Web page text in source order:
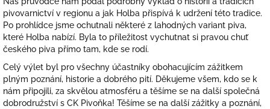
pivovarnictví v regionu a jak Holba přispívá k udržení této tradice.
Po prohlídce jsme ochutnali některé z lahodných variant piva,
které Holba nabízí. Byla to příležitost vychutnat si pravou chuť
českého piva přímo tam, kde se rodí.
Celý výlet byl pro všechny účastníky obohacujícím zážitkem
plným poznání, historie a dobrého pití. Děkujeme všem, kdo se k
nám připojili, za skvělou atmosféru a těšíme se na další společná
dobrodružství s CK Pivoňka! Těšíme se na další zážitky a poznání,